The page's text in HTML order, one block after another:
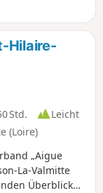
Sie
Gemäuern
Sie ein in die
Hilaire-
Std.
Leicht
(Loire)
„Aigue
La-Valmitte
Überblick